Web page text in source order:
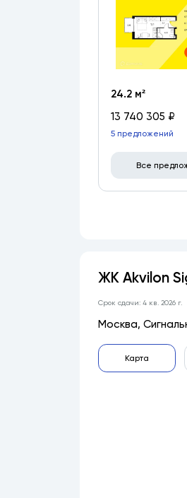
24.2 м²
13 740 305 ₽
5 предложений
Все
ЖК Akvilon
Срок сдачи: 4 кв. 2026 г.
Москва,
Карта